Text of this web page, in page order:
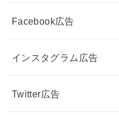
Facebook広告
インスタグラム広告
Twitter広告